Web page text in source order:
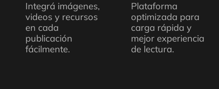
Integrá imágenes,
videos y recursos
en cada
publicación
fácilmente.
Plataforma
optimizada para
carga rápida y
mejor experiencia
de lectura.